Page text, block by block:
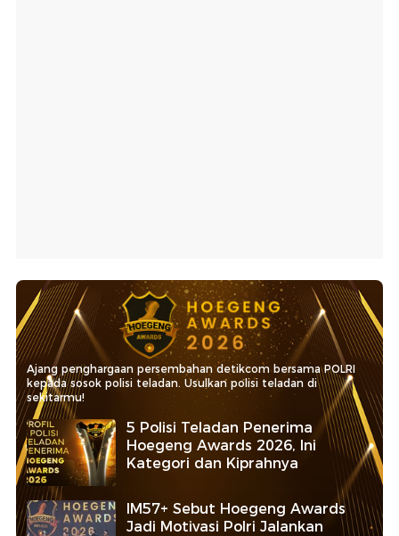
Ajang penghargaan persembahan detikcom bersama POLRI
kepada sosok polisi teladan. Usulkan polisi teladan di
sekitarmu!
5 Polisi Teladan Penerima
Hoegeng Awards 2026, Ini
Kategori dan Kiprahnya
IM57+ Sebut Hoegeng Awards
Jadi Motivasi Polri Jalankan